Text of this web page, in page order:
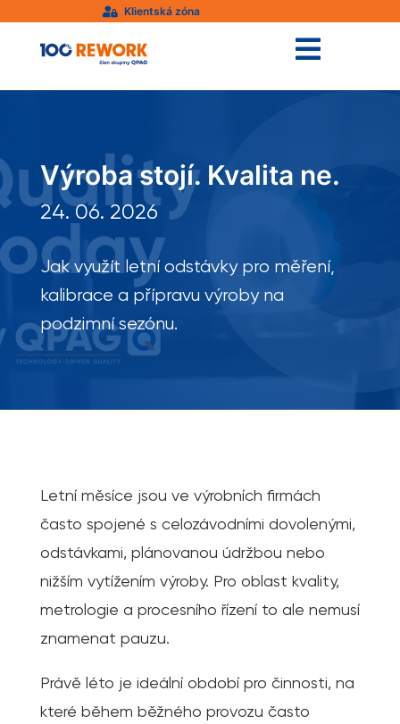
 Klientská zóna

Výroba stojí. Kvalita ne.
24. 06. 2026
Jak využít letní odstávky pro měření,
kalibrace a přípravu výroby na
podzimní sezónu.
Letní měsíce jsou ve výrobních firmách
často spojené s celozávodními dovolenými,
odstávkami, plánovanou údržbou nebo
nižším vytížením výroby. Pro oblast kvality,
metrologie a procesního řízení to ale nemusí
znamenat pauzu.
Právě léto je ideální období pro činnosti, na
které během běžného provozu často